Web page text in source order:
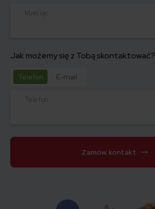
Miesiąc
Jak możemy się z Tobą skontaktować?
Telefon E-mail
Telefon
Zamów kontakt